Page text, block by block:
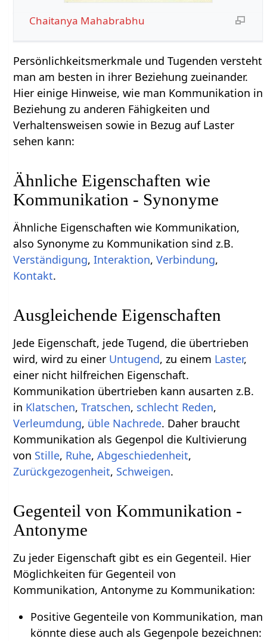
Chaitanya Mahabrabhu
Persönlichkeitsmerkmale und Tugenden versteht
man am besten in ihrer Beziehung zueinander.
Hier einige Hinweise, wie man Kommunikation in
Beziehung zu anderen Fähigkeiten und
Verhaltensweisen sowie in Bezug auf Laster
sehen kann:
Ähnliche Eigenschaften wie
Kommunikation - Synonyme
Ähnliche Eigenschaften wie Kommunikation,
also Synonyme zu Kommunikation sind z.B.
Verständigung,Interaktion,Verbindung,
Kontakt.
Ausgleichende Eigenschaften
Jede Eigenschaft, jede Tugend, die übertrieben
wird, wird zu einer Untugend, zu einem Laster,
einer nicht hilfreichen Eigenschaft.
Kommunikation übertrieben kann ausarten z.B.
in Klatschen,Tratschen, schlecht Reden,
Verleumdung, üble Nachrede. Daher braucht
Kommunikation als Gegenpol die Kultivierung
von Stille, Ruhe,Abgeschiedenheit,
Zurückgezogenheit, Schweigen.
Gegenteil von Kommunikation -
Antonyme
Zu jeder Eigenschaft gibt es ein Gegenteil. Hier
Möglichkeiten für Gegenteil von
Kommunikation, Antonyme zu Kommunikation:
Positive Gegenteile von Kommunikation, man
könnte diese auch als Gegenpole bezeichnen: